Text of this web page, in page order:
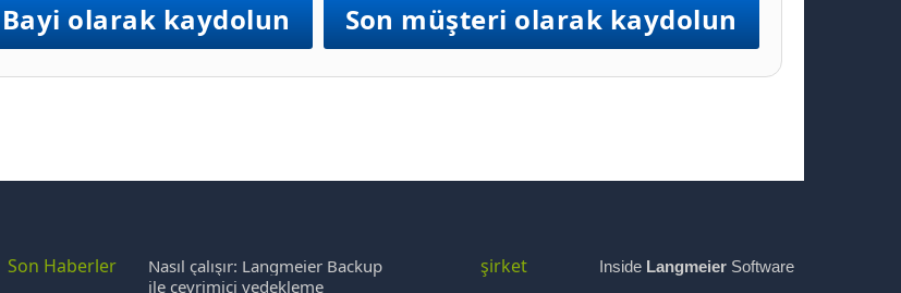
Son müşteri olarak kaydolun
Bayi olarak kaydolun
Son Haberler
Nasıl çalışır: Langmeier Backup
ile çevrimiçi yedekleme
şirket Inside LangmeierSoftware